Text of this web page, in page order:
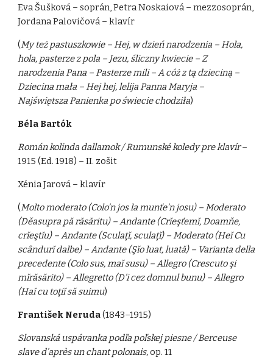
Eva Šušková – soprán, Petra Noskaiová – mezzosoprán,
Jordana Palovičová – klavír
(My też pastuszkowie – Hej, w dzień narodzenia – Hola,
hola, pasterze z pola – Jezu, śliczny kwiecie – Z
narodzenia Pana – Pasterze mili – A cóż z tą dzieciną –
Dziecina mała – Hej hej, lelija Panna Maryja –
Najświętsza Panienka po świecie chodziła)
Béla Bartók
Román kolinda dallamok / Rumunské koledy pre klavír–
1915 (Ed. 1918) – II. zošit
Xénia Jarová – klavír
(Molto moderato (Colo’n jos la munťe’n josu) – Moderato
(Děasupra pă răsăritu) – Andante (Crĭeşťemĭ, Doamňe,
crĭeştĭu) – Andante (Sculaţĭ, sculaţĭ) – Moderato (Heĭ Cu
scândurĭ dalbe) – Andante (Şĭo luat, luată) – Varianta della
precedente (Colo sus, maĭ susu) – Allegro (Crescuto şi
mĭrăsărito) – Allegretto (D’i cez domnul bunu) – Allegro
(Haĭ cu toţiĭ să suimu)
František Neruda(1843–1915)
Slovanská uspávanka podľa poľskej piesne / Berceuse
slave d’après un chant polonais,op. 11